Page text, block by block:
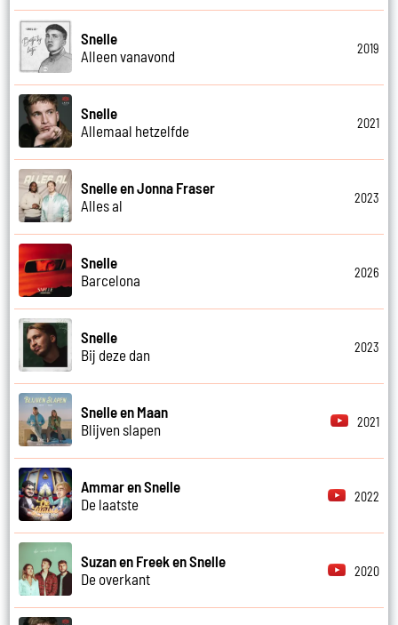
Snelle
Alleen vanavond
2019
Snelle
Allemaal hetzelfde
2021
Snelle en Jonna Fraser
Alles al
2023
Snelle
Barcelona
2026
Snelle
Bij deze dan
2023
Snelle en Maan
Blijven slapen
2021
Ammar en Snelle
De laatste
2022
Suzan en Freek en Snelle
De overkant
2020